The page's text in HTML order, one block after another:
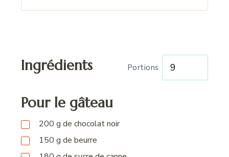
Ingrédients Portions
Pour le gâteau
200 g de chocolat noir
150 g de beurre